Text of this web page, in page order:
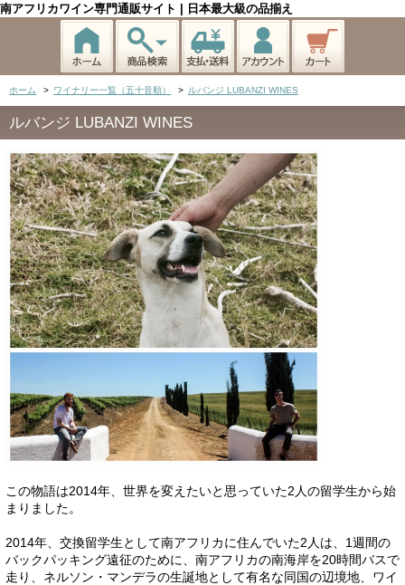
南アフリカワイン専門通販サイト | 日本最大級の品揃え
ホーム > ワイナリー一覧（五十音順） > ルバンジ LUBANZI WINES
ルバンジ LUBANZI WINES
この物語は2014年、世界を変えたいと思っていた2人の留学生から始
まりました。
2014年、交換留学生として南アフリカに住んでいた2人は、1週間の
バックパッキング遠征のために、南アフリカの南海岸を20時間バスで
走り、ネルソン・マンデラの生誕地として有名な同国の辺境地、ワイ